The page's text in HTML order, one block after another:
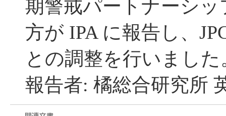
期警戒パートナーシ
方が IPA に報告し、
との調整を行いました
報告者: 橘総合研究所